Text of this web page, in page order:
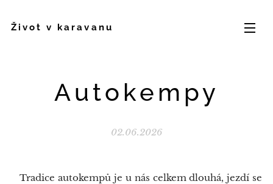
Život v karavanu
Autokempy
02.06.2026
Tradice autokempů je u nás celkem dlouhá, jezdí se